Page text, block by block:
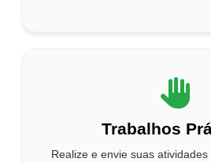
Trabalhos
Realize e envie suas